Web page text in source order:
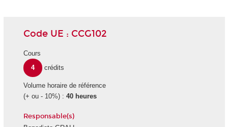
Code UE : CCG102
Cours
4
crédits
Volume horaire de référence
(+ ou - 10%) : 40 heures
Responsable(s)